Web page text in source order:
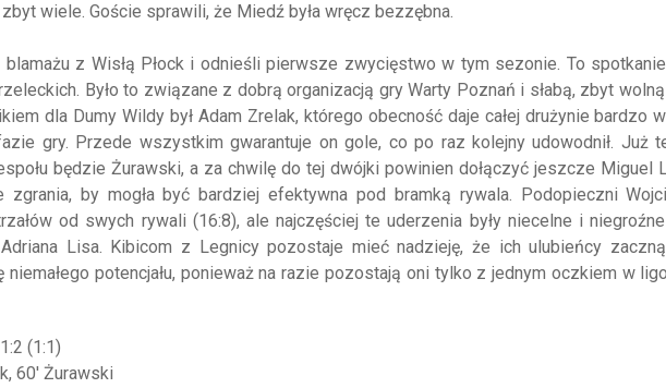
wiele. Goście sprawili, że Miedź była wręcz bezzębna.
z Wisłą Płock i odnieśli pierwsze zwycięstwo w tym sezonie. To
Było to związane z dobrą organizacją gry Warty Poznań i słabą, zbyt
dla Dumy Wildy był Adam Zrelak, którego obecność daje całej drużynie bardzo
gry. Przede wszystkim gwarantuje on gole, co po raz kolejny udowodnił. Już
będzie Żurawski, a za chwilę do tej dwójki powinien dołączyć jeszcze Miguel
by mogła być bardziej efektywna pod bramką rywala. Podopieczni
od swych rywali (16:8), ale najczęściej te uderzenia były niecelne i
Lisa. Kibicom z Legnicy pozostaje mieć nadzieję, że ich ulubieńcy
niemałego potencjału, ponieważ na razie pozostają oni tylko z jednym oczkiem w
1:2 (1:1)
60' Żurawski